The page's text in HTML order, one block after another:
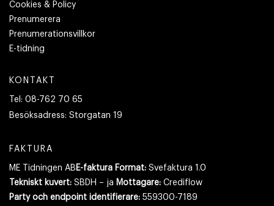
Cookies & Policy
Prenumerera
Prenumerationsvillkor
E-tidning
KONTAKT
Tel: 08-762 70 65
Besöksadress: Storgatan 19
FAKTURA
ME Tidningen AB E-faktura Format: Svefaktura 1.0
Tekniskt kuvert: SBDH – ja Mottagare: Crediflow
Party och endpoint identifierare: 559300-7189